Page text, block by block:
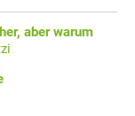
aber warum